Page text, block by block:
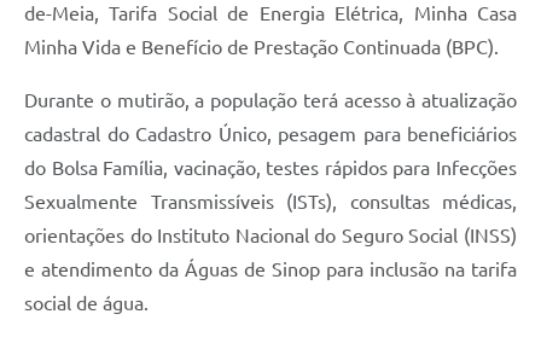
de-Meia, Tarifa Social de Energia Elétrica, Minha Casa
Minha Vida e Benefício de Prestação Continuada (BPC).
Durante o mutirão, a população terá acesso à atualização
cadastral do Cadastro Único, pesagem para beneficiários
do Bolsa Família, vacinação, testes rápidos para Infecções
Sexualmente Transmissíveis (ISTs), consultas médicas,
orientações do Instituto Nacional do Seguro Social (INSS)
e atendimento da Águas de Sinop para inclusão na tarifa
social de água.